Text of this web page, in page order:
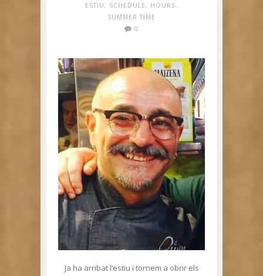
ESTIU, SCHEDULE, HOURS,
SUMMER TIME
0
Ja ha arribat l’estiu i tornem a obrir els